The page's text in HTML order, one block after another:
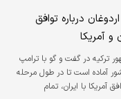
درباره توافق
و آمریکا
ترکیه در گفت و گو با ترامپ
آماده است تا در طول مرحله
آمریکا با ایران، تمام